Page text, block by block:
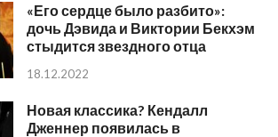
«Его сердце было разбито»:
дочь Дэвида и Виктории Бекхэм
стыдится звездного отца
18.12.2022
Новая классика? Кендалл
Дженнер появилась в